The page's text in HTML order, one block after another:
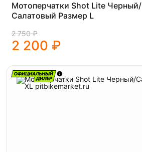
Мотоперчатки Shot Lite Черный/
Салатовый Размер L
2 750 ₽
2 200 ₽